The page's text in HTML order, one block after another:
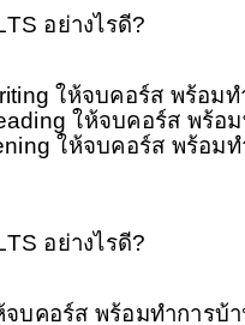
อย่างไรดี?
ให้จบคอร์ส พร้อม
ให้จบคอร์ส พร้
ให้จบคอร์ส พร้อ
อย่างไรดี?
บคอร์ส พร้อมทำการบ้